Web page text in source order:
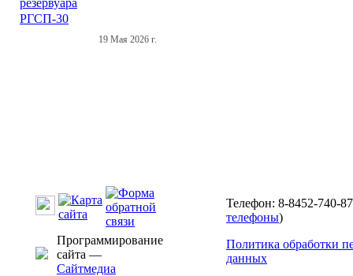
19 Мая 2026 г.
Программирование
сайта —
Сайтмедиа
Телефон: 8-8452-740-
телефоны)
Политика обработки
данных